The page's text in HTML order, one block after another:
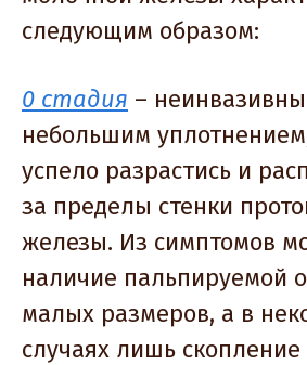
следующим образом:
0 стадия –
небольшим
успело разрастись и
за пределы стенки
железы. Из симптомов
наличие пальпируемой
малых размеров, а в
случаях лишь скопление